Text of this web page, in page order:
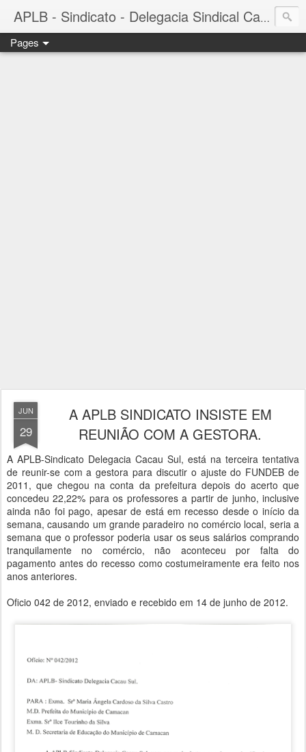
APLB - Sindicato - Delegacia Sindical Cacau Sul - Camacã-BA
Pages
JUN
29
A APLB SINDICATO INSISTE EM
REUNIÃO COM A GESTORA.
A APLB-Sindicato Delegacia Cacau Sul, está na terceira tentativa
de reunir-se com a gestora para discutir o ajuste do FUNDEB de
2011, que chegou na conta da prefeitura depois do acerto que
concedeu 22,22% para os professores a partir de junho, inclusive
ainda não foi pago, apesar de está em recesso desde o início da
semana, causando um grande paradeiro no comércio local, seria a
semana que o professor poderia usar os seus salários comprando
tranquilamente no comércio, não aconteceu por falta do
pagamento antes do recesso como costumeiramente era feito nos
anos anteriores.
Oficio 042 de 2012, enviado e recebido em 14 de junho de 2012.